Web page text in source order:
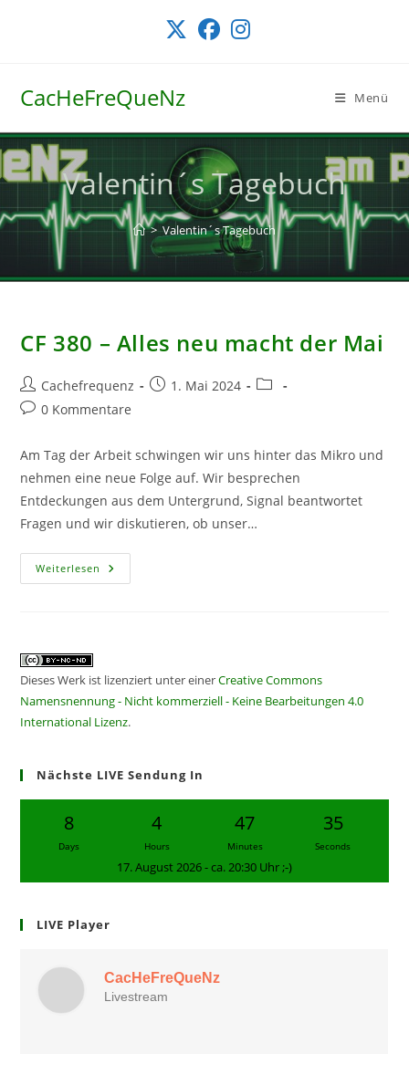
CacHeFreQueNz Menü
Valentin´s Tagebuch
> Valentin´s Tagebuch
CF 380 – Alles neu macht der Mai
Beitrags-
Autor:
Cachefrequenz
Beitrag1. Mai 2024
Beitrags-
Beitrags-
0 Kommentare
Am Tag der Arbeit schwingen wir uns hinter das Mikro und
nehmen eine neue Folge auf. Wir besprechen
Entdeckungen aus dem Untergrund, Signal beantwortet
Fragen und wir diskutieren, ob unser…
Weiterlesen CF
380
Dieses Werk ist lizenziert unter einerCreative Commons
Namensnennung - Nicht kommerziell - Keine Bearbeitungen 4.0
International Lizenz.
Nächste LIVE Sendung In
8
Days
4
Hours
47
Minutes
34
Seconds
17. August 2026 - ca. 20:30 Uhr ;-)
LIVE Player